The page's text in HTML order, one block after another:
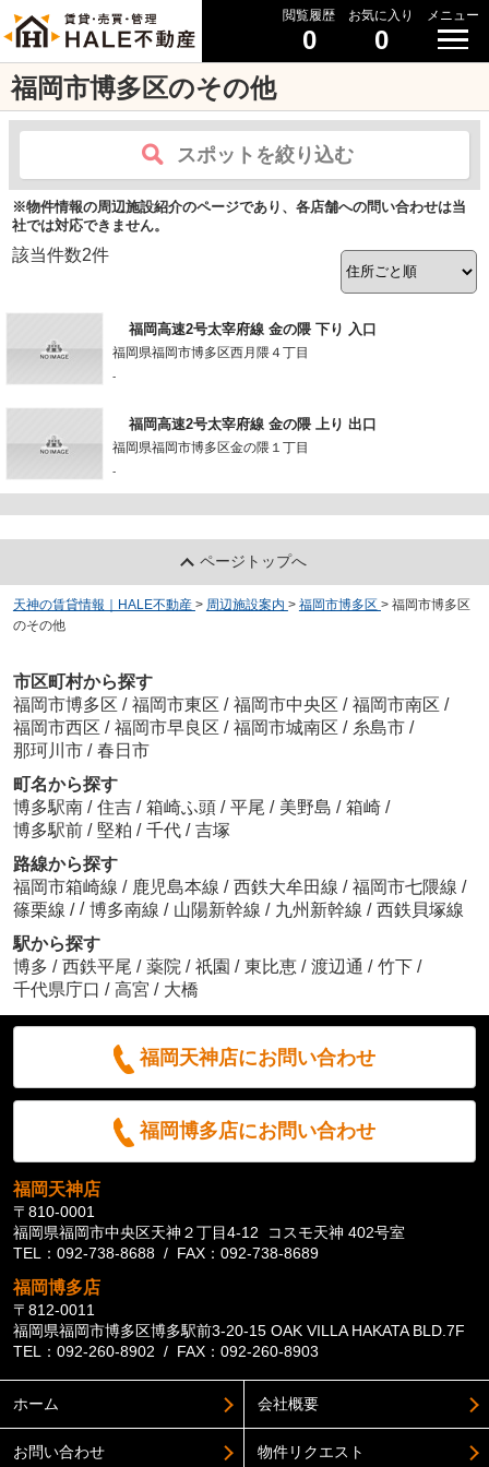
閲覧履歴
0
お気に入り
0
メニュー
福岡市博多区のその他
スポットを絞り込む
※物件情報の周辺施設紹介のページであり、各店舗への問い合わせは当
社では対応できません。
該当件数2件
福岡高速2号太宰府線 金の隈 下り 入口
福岡県福岡市博多区西月隈４丁目
-
福岡高速2号太宰府線 金の隈 上り 出口
福岡県福岡市博多区金の隈１丁目
-
ページトップへ
天神の賃貸情報｜HALE不動産 > 周辺施設案内 > 福岡市博多区 > 福岡市博多区
のその他
市区町村から探す
福岡市博多区 / 福岡市東区 / 福岡市中央区 / 福岡市南区 /
福岡市西区 / 福岡市早良区 / 福岡市城南区 / 糸島市 /
那珂川市 / 春日市
町名から探す
博多駅南 / 住吉 / 箱崎ふ頭 / 平尾 / 美野島 / 箱崎 /
博多駅前 / 堅粕 / 千代 / 吉塚
路線から探す
福岡市箱崎線 / 鹿児島本線 / 西鉄大牟田線 / 福岡市七隈線 /
篠栗線 / / 博多南線 / 山陽新幹線 / 九州新幹線 / 西鉄貝塚線
駅から探す
博多 / 西鉄平尾 / 薬院 / 祇園 / 東比恵 / 渡辺通 / 竹下 /
千代県庁口 / 高宮 / 大橋
福岡天神店にお問い合わせ
福岡博多店にお問い合わせ
福岡天神店
〒810-0001
福岡県福岡市中央区天神２丁目4-12 コスモ天神 402号室
TEL：092-738-8688 / FAX：092-738-8689
福岡博多店
〒812-0011
福岡県福岡市博多区博多駅前3-20-15 OAK VILLA HAKATA BLD.7F
TEL：092-260-8902 / FAX：092-260-8903
ホーム 会社概要
お問い合わせ 物件リクエスト